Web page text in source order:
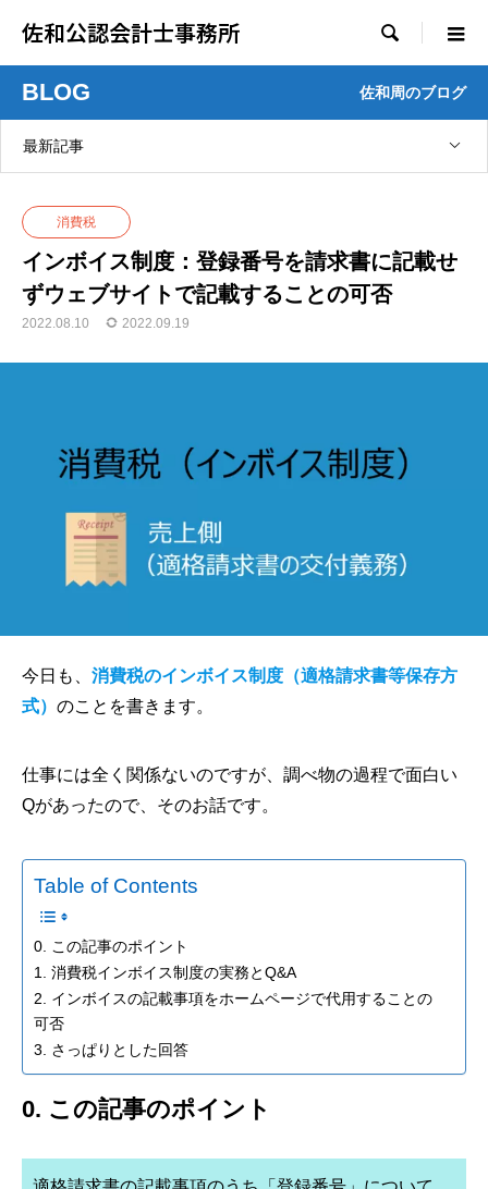
佐和公認会計士事務所 
BLOG 佐和周のブログ
最新記事
消費税
インボイス制度：登録番号を請求書に記載せ
ずウェブサイトで記載することの可否
2022.08.10 2022.09.19
今日も、 消費税のインボイス制度（適格請求書等保存方
式） のことを書きます。
仕事には全く関係ないのですが、調べ物の過程で面白い
Qがあったので、そのお話です。
Table of Contents
0. この記事のポイント
1. 消費税インボイス制度の実務とQ&A
2. インボイスの記載事項をホームページで代用することの
可否
3. さっぱりとした回答
0. この記事のポイント